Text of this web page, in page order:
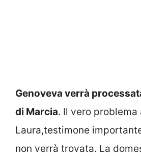
Genoveva verrà
di Marcia. Il vero
Laura,testimone
non verrà trovata. La